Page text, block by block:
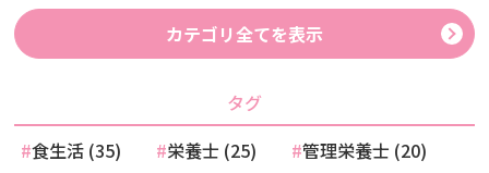
カテゴリ全てを表示
タグ
食生活 (35)
栄養士 (25)
管理栄養士 (20)